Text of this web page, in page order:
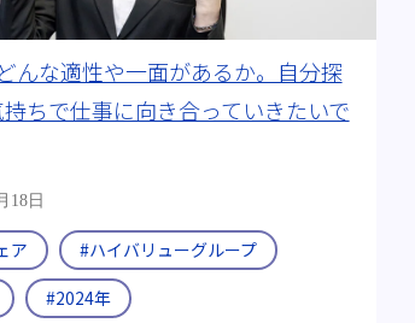
んな適性や一面があるか。自分探
持ちで仕事に向き合っていきたいで
18日
ア
#ハイバリューグループ
#2024年